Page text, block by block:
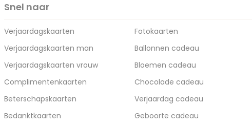
Snel naar
Verjaardagskaarten
Verjaardagskaarten man
Verjaardagskaarten vrouw
Complimentenkaarten
Beterschapskaarten
Bedanktkaarten
Fotokaarten
Ballonnen cadeau
Bloemen cadeau
Chocolade cadeau
Verjaardag cadeau
Geboorte cadeau